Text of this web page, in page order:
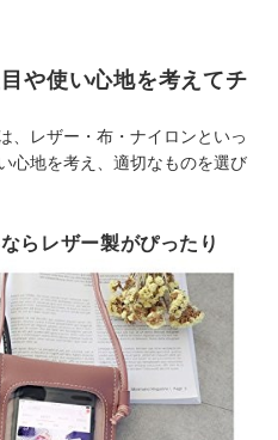
や使い心地を考えてチ
、レザー・布・ナイロンといっ
心地を考え、適切なものを選び
らレザー製がぴったり